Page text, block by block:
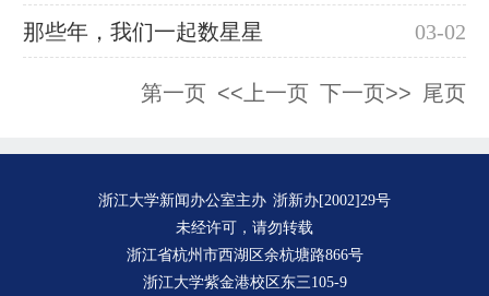
那些年，我们一起数星星 03-02
第一页 <<上一页 下一页>> 尾页
浙江大学新闻办公室主办 浙新办[2002]29号
未经许可，请勿转载
浙江省杭州市西湖区余杭塘路866号
浙江大学紫金港校区东三105-9